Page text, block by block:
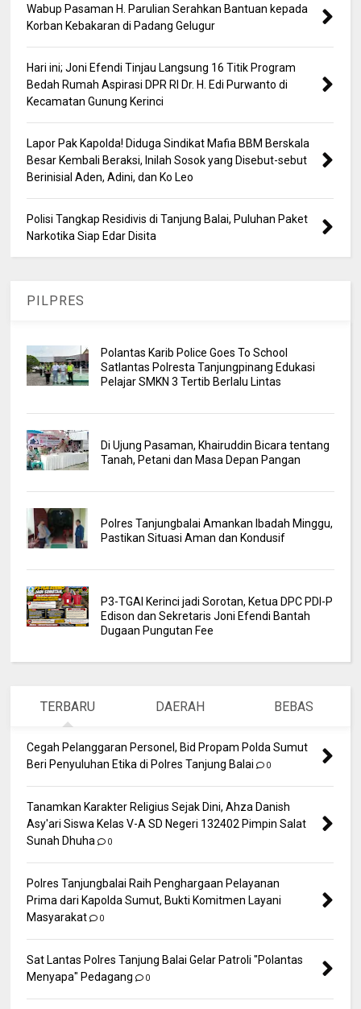
Wabup Pasaman H. Parulian Serahkan Bantuan kepada
Korban Kebakaran di Padang Gelugur
Hari ini; Joni Efendi Tinjau Langsung 16 Titik Program
Bedah Rumah Aspirasi DPR RI Dr. H. Edi Purwanto di
Kecamatan Gunung Kerinci
Lapor Pak Kapolda! Diduga Sindikat Mafia BBM Berskala
Besar Kembali Beraksi, Inilah Sosok yang Disebut-sebut
Berinisial Aden, Adini, dan Ko Leo
Polisi Tangkap Residivis di Tanjung Balai, Puluhan Paket
Narkotika Siap Edar Disita
PILPRES
Polantas Karib Police Goes To School
Satlantas Polresta Tanjungpinang Edukasi
Pelajar SMKN 3 Tertib Berlalu Lintas
Di Ujung Pasaman, Khairuddin Bicara tentang
Tanah, Petani dan Masa Depan Pangan
Polres Tanjungbalai Amankan Ibadah Minggu,
Pastikan Situasi Aman dan Kondusif
P3-TGAI Kerinci jadi Sorotan, Ketua DPC PDI-P
Edison dan Sekretaris Joni Efendi Bantah
Dugaan Pungutan Fee
TERBARU DAERAH BEBAS
Cegah Pelanggaran Personel, Bid Propam Polda Sumut
Beri Penyuluhan Etika di Polres Tanjung Balai
0
Tanamkan Karakter Religius Sejak Dini, Ahza Danish
Asy'ari Siswa Kelas V-A SD Negeri 132402 Pimpin Salat
Sunah Dhuha
0
Polres Tanjungbalai Raih Penghargaan Pelayanan
Prima dari Kapolda Sumut, Bukti Komitmen Layani
Masyarakat
0
Sat Lantas Polres Tanjung Balai Gelar Patroli "Polantas
Menyapa" Pedagang
0